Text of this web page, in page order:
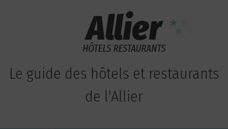
Le guide des hôtels et restaurants
de l'Allier